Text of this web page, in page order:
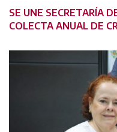
SE UNE SECRETARÍA
COLECTA ANUAL DE